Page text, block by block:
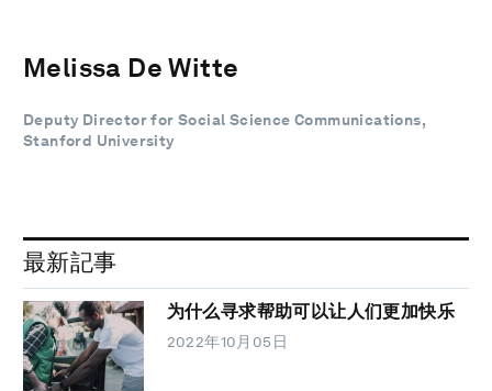
Melissa De Witte
Deputy Director for Social Science Communications,
Stanford University
最新記事
为什么寻求帮助可以让人们更加快乐
2022年10月05日